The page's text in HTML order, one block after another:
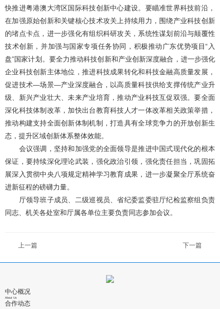
快推进粤港澳大湾区国际科技创新中心建设。要瞄准世界科技前沿，
在加强原始创新和关键核心技术攻关上持续用力，围绕产业科技创新
的堵点卡点，进一步强化有组织科研攻关，系统性谋划前沿与颠覆性
技术创新，并加强与国家专项任务协同，积极推动广东优势项目“入
盘”国家计划。要全力推动科技创新和产业创新深度融合，进一步强化
企业科技创新主体地位，推进科技成果转化和科技金融高质量发展，
促进技术—场景—产业深度融合，以高质量科技供给支撑传统产业升
级、新兴产业壮大、未来产业培育，推动产业科技互促双强。要全面
深化科技体制改革，加快出台教育科技人才一体改革相关政策举措，
推动构建支持全面创新体制机制，打造具有全球竞争力的开放创新生
态，提升区域创新体系整体效能。
会议强调，坚持和加强党的全面领导是推进中国式现代化的根本
保证，要持续深化理论武装，强化政治引领，强化责任担当，巩固拓
展深入贯彻中央八项规定精神学习教育成果，进一步凝聚全厅系统奋
进新征程的磅礴力量。
厅领导班子成员、二级巡视员、省纪委监委驻厅纪检监察组负责
同志、机关各处室和厅属各单位主要负责同志参加会议。
上一篇 下一篇
中心概况
About Us
合作动态